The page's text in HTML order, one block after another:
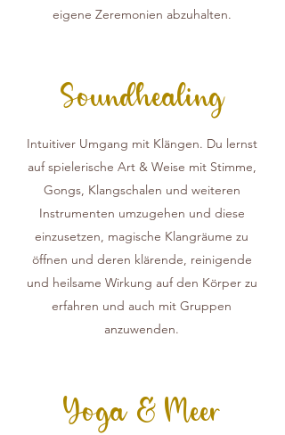
eigene Zeremonien abzuhalten.
Soundhealing
Intuitiver Umgang mit Klängen. Du lernst
auf spielerische Art & Weise mit Stimme,
Gongs, Klangschalen und weiteren
Instrumenten umzugehen und diese
einzusetzen, magische Klangräume zu
öffnen und deren klärende, reinigende
und heilsame Wirkung auf den Körper zu
erfahren und auch mit Gruppen
anzuwenden.
Yoga & Meer